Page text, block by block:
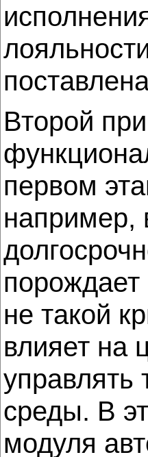
Второй
первом
например,
не такой
влияет на
среды. В
модуля